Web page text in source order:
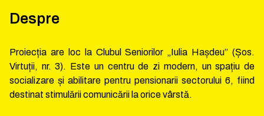
Despre
Proiecția are loc la Clubul Seniorilor „Iulia Hașdeu” (Șos.
Virtuții, nr. 3). Este un centru de zi modern, un spațiu de
socializare și abilitare pentru pensionarii sectorului 6, fiind
destinat stimulării comunicării la orice vârstă.